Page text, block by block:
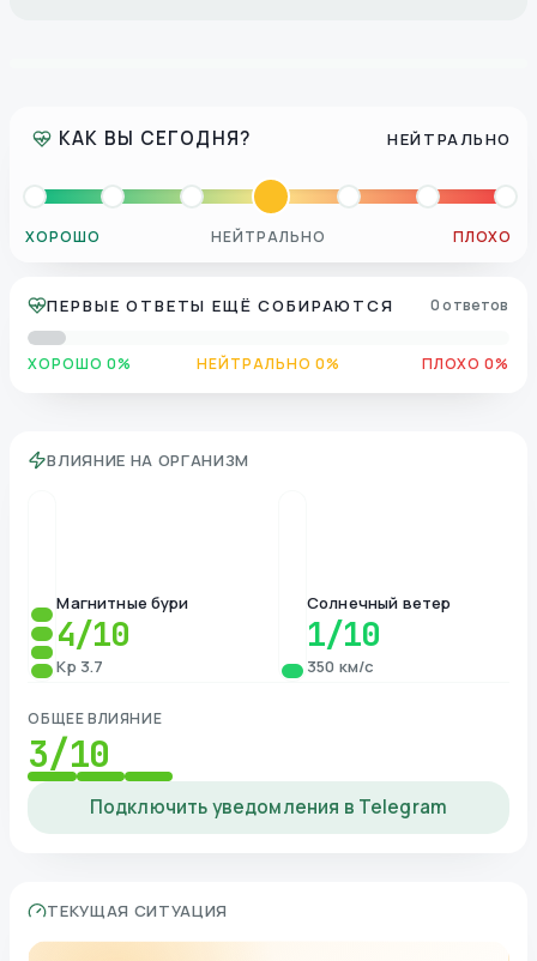
КАК ВЫ СЕГОДНЯ? НЕЙТРАЛЬНО
ХОРОШО НЕЙТРАЛЬНО ПЛОХО
ПЕРВЫЕ ОТВЕТЫ ЕЩЁ СОБИРАЮТСЯ 0 ответов
ХОРОШО 0% НЕЙТРАЛЬНО 0% ПЛОХО 0%
ВЛИЯНИЕ НА ОРГАНИЗМ
Магнитные бури
4/10
Kp 3.7
Солнечный ветер
1/10
350 км/с
ОБЩЕЕ ВЛИЯНИЕ
3/10
Подключить уведомления в Telegram
ТЕКУЩАЯ СИТУАЦИЯ